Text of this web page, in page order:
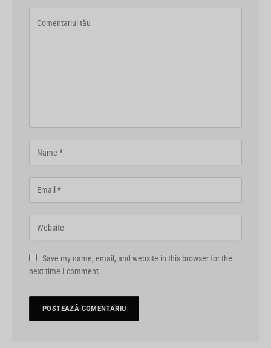
Save my name, email, and website in this browser for the
next time I comment.